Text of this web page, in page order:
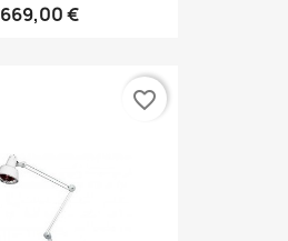
669,00 €
favorite_border